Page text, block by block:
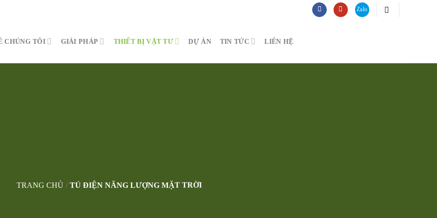
CHÚNG TÔI GIẢI PHÁP THIẾT BỊ VẬT TƯ DỰ ÁN TIN TỨC LIÊN HỆ
TRANG CHỦ / TỦ ĐIỆN NĂNG LƯỢNG MẶT TRỜI